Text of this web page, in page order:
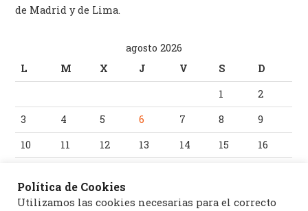
de Madrid y de Lima.
agosto 2026
L
M X J V S
D
1
2
3
4 5 6 7 8
9
10
11 12 13 14 15
16
24
25 26 28 29
Política de Cookies
Utilizamos las cookies necesarias para el correcto